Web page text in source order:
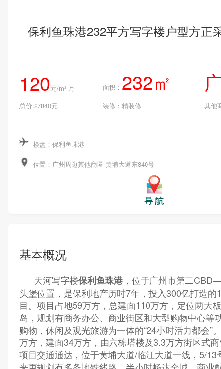
保利鱼珠港232平方写字楼户型方正
120元/m² 月 面积： 232㎡
总价:27840元 装修：精装修 其他
楼盘：保利鱼珠港
位置：广州周边其他商圈-黄埔大道东840号
基本概况
天河写字楼保利鱼珠港，位于广州市第二
头堡位置，是保利地产历时7年，投入300亿打造的
目。项目占地59万方，总建面110万方，定位两
岛，规划有商务办公、商业街区和大型购物中心等
购物，休闲及观光旅游为一体的“24小时活力都会”
万方，建面34万方，由六栋塔楼及3.3万方街区式
项目交通通达，位于黄埔大道/临江大道一线，5/13